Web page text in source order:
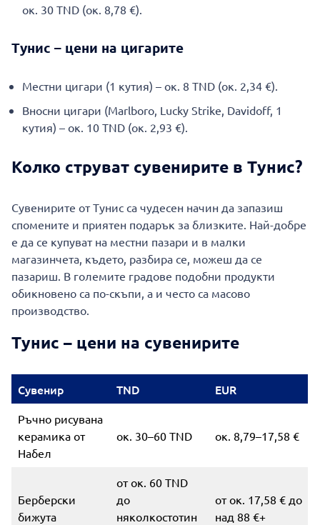
ок. 30 TND (ок. 8,78 €).
Тунис – цени на цигарите
Местни цигари (1 кутия) – ок. 8 TND (ок. 2,34 €).
Вносни цигари (Marlboro, Lucky Strike, Davidoff, 1
кутия) – ок. 10 TND (ок. 2,93 €).
Колко струват сувенирите в Тунис?
Сувенирите от Тунис са чудесен начин да запазиш
спомените и приятен подарък за близките. Най-добре
е да се купуват на местни пазари и в малки
магазинчета, където, разбира се, можеш да се
пазариш. В големите градове подобни продукти
обикновено са по-скъпи, а и често са масово
производство.
Тунис – цени на сувенирите
Сувенир TND EUR
Ръчно рисувана
керамика от
Набел
ок. 30–60 TND ок. 8,79–17,58 €
Берберски
бижута
от ок. 60 TND
до
няколкостотин
от ок. 17,58 € до
над 88 €+